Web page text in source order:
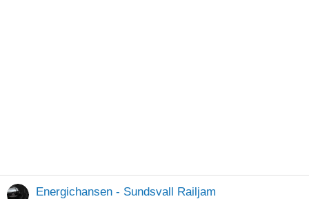
Energichansen - Sundsvall Railjam